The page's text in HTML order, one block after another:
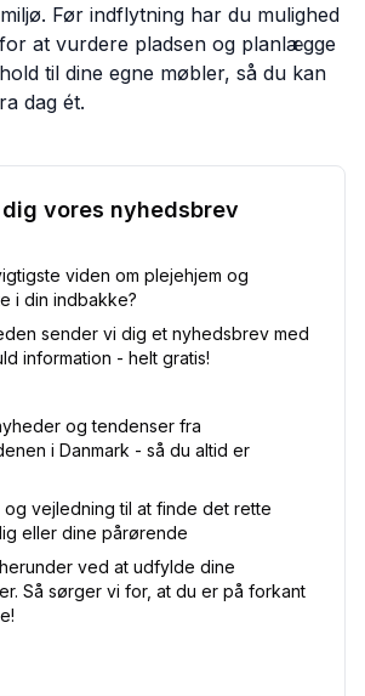
Før indflytning har du mulighed
at vurdere pladsen og planlægge
til dine egne møbler, så du kan
dag ét.
vores nyhedsbrev
viden om plejehjem og
i din indbakke?
sender vi dig et nyhedsbrev med
information - helt gratis!
og tendenser fra
i Danmark - så du altid er
og vejledning til at finde det rette
eller dine pårørende
ved at udfylde dine
Så sørger vi for, at du er på forkant